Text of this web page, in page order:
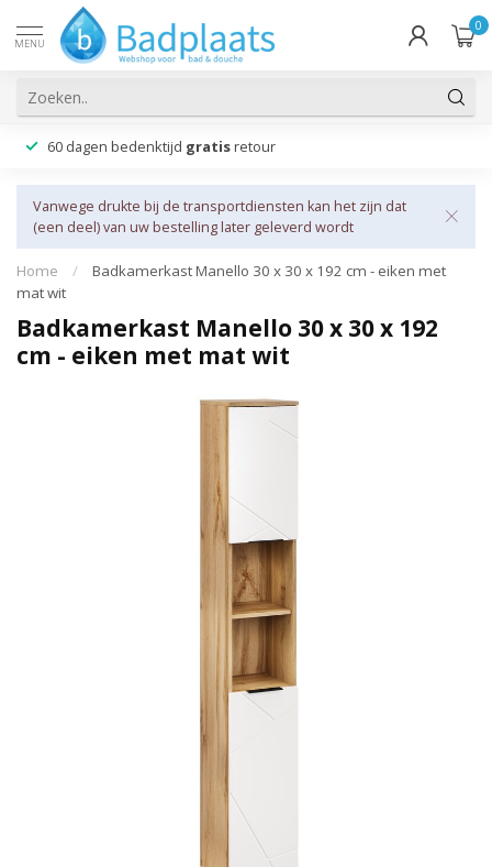
MENU
0
60 dagen bedenktijd gratis retour
Vanwege drukte bij de transportdiensten kan het zijn dat
(een deel) van uw bestelling later geleverd wordt
Home /
Badkamerkast Manello 30 x 30 x 192 cm - eiken met
mat wit
Badkamerkast Manello 30 x 30 x 192
cm - eiken met mat wit